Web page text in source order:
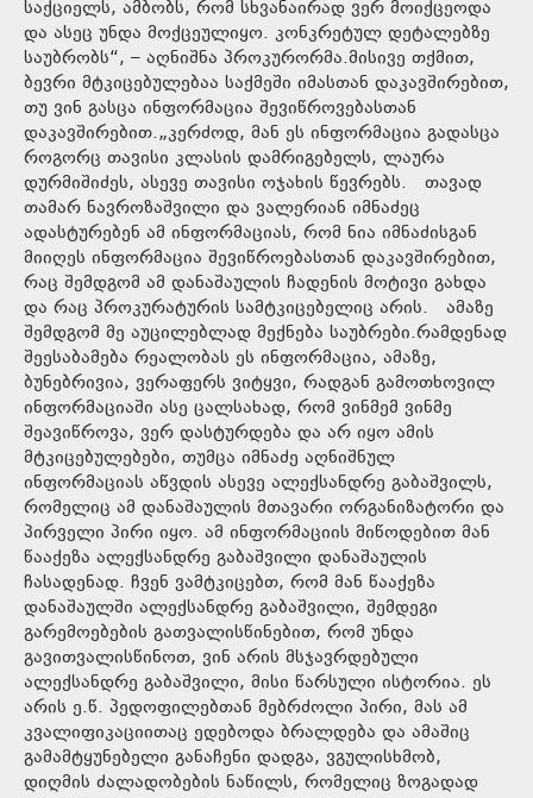
საქციელს, ამბობს, რომ სხვანაირად ვერ მოიქცეოდა
და ასეც უნდა მოქცეულიყო. კონკრეტულ დეტალებზე
საუბრობს“, – აღნიშნა პროკურორმა.მისივე თქმით,
ბევრი მტკიცებულებაა საქმეში იმასთან დაკავშირებით,
თუ ვინ გასცა ინფორმაცია შევიწროვებასთან
დაკავშირებით.„კერძოდ, მან ეს ინფორმაცია გადასცა
როგორც თავისი კლასის დამრიგებელს, ლაურა
დურმიშიძეს, ასევე თავისი ოჯახის წევრებს. თავად
თამარ ნავროზაშვილი და ვალერიან იმნაძეც
ადასტურებენ ამ ინფორმაციას, რომ ნია იმნაძისგან
მიიღეს ინფორმაცია შევიწროებასთან დაკავშირებით,
რაც შემდგომ ამ დანაშაულის ჩადენის მოტივი გახდა
და რაც პროკურატურის სამტკიცებელიც არის. ამაზე
შემდგომ მე აუცილებლად მექნება საუბრები.რამდენად
შეესაბამება რეალობას ეს ინფორმაცია, ამაზე,
ბუნებრივია, ვერაფერს ვიტყვი, რადგან გამოთხოვილ
ინფორმაციაში ასე ცალსახად, რომ ვინმემ ვინმე
შეავიწროვა, ვერ დასტურდება და არ იყო ამის
მტკიცებულებები, თუმცა იმნაძე აღნიშნულ
ინფორმაციას აწვდის ასევე ალექსანდრე გაბაშვილს,
რომელიც ამ დანაშაულის მთავარი ორგანიზატორი და
პირველი პირი იყო. ამ ინფორმაციის მიწოდებით მან
წააქეზა ალექსანდრე გაბაშვილი დანაშაულის
ჩასადენად. ჩვენ ვამტკიცებთ, რომ მან წააქეზა
დანაშაულში ალექსანდრე გაბაშვილი, შემდეგი
გარემოებების გათვალისწინებით, რომ უნდა
გავითვალისწინოთ, ვინ არის მსჯავრდებული
ალექსანდრე გაბაშვილი, მისი წარსული ისტორია. ეს
არის ე.წ. პედოფილებთან მებრძოლი პირი, მას ამ
კვალიფიკაციითაც ედებოდა ბრალდება და ამაშიც
გამამტყუნებელი განაჩენი დადგა, ვგულისხმობ,
დიღმის ძალადობების ნაწილს, რომელიც ზოგადად